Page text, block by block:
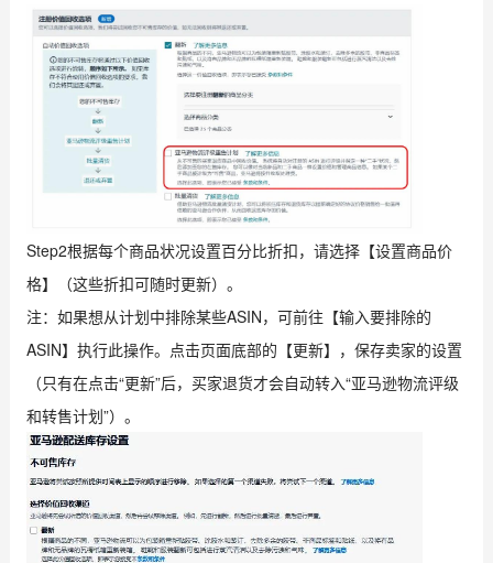
Step2根据每个商品状况设置百分比折扣，请选择【设置商品价
格】（这些折扣可随时更新）。
注：如果想从计划中排除某些ASIN，可前往【输入要排除的
ASIN】执行此操作。点击页面底部的【更新】，保存卖家的设置
（只有在点击“更新”后，买家退货才会自动转入“亚马逊物流评级
和转售计划”）。